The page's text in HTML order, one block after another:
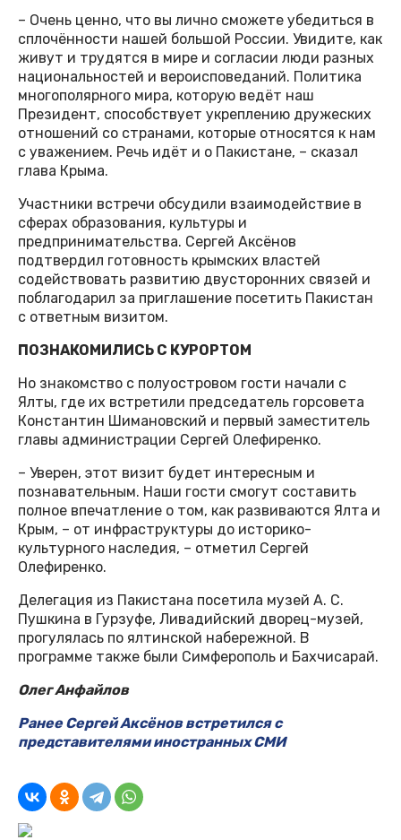
– Очень ценно, что вы лично сможете убедиться в
сплочённости нашей большой России. Увидите, как
живут и трудятся в мире и согласии люди разных
национальностей и вероисповеданий. Политика
многополярного мира, которую ведёт наш
Президент, способствует укреплению дружеских
отношений со странами, которые относятся к нам
с уважением. Речь идёт и о Пакистане, – сказал
глава Крыма.
Участники встречи обсудили взаимодействие в
сферах образования, культуры и
предпринимательства. Сергей Аксёнов
подтвердил готовность крымских властей
содействовать развитию двусторонних связей и
поблагодарил за приглашение посетить Пакистан
с ответным визитом.
ПОЗНАКОМИЛИСЬ С КУРОРТОМ
Но знакомство с полуостровом гости начали с
Ялты, где их встретили председатель горсовета
Константин Шимановский и первый заместитель
главы администрации Сергей Олефиренко.
– Уверен, этот визит будет интересным и
познавательным. Наши гости смогут составить
полное впечатление о том, как развиваются Ялта и
Крым, – от инфраструктуры до историко-
культурного наследия, – отметил Сергей
Олефиренко.
Делегация из Пакистана посетила музей А. С.
Пушкина в Гурзуфе, Ливадийский дворец-музей,
прогулялась по ялтинской набережной. В
программе также были Симферополь и Бахчисарай.
Олег Анфайлов
Ранее Сергей Аксёнов встретился с
представителями иностранных СМИ